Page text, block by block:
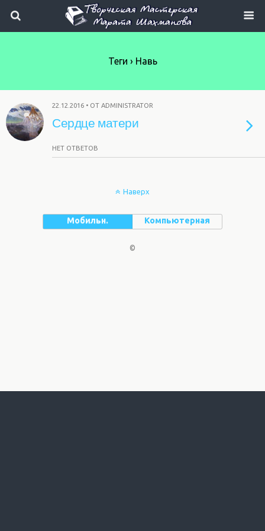
Теги › Навь
22.12.2016 • ОТ ADMINISTRATOR
Сердце матери
НЕТ ОТВЕТОВ
Наверх
Мобильн. Компьютерная
©